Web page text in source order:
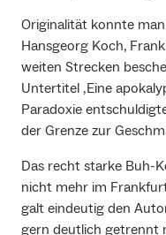
Originalität konnte
Hansgeorg Koch,
weiten Strecken
Untertitel ‚Eine
Paradoxie
der Grenze zur
Das recht starke Buh-
nicht mehr im
galt eindeutig den
gern deutlich getrennt